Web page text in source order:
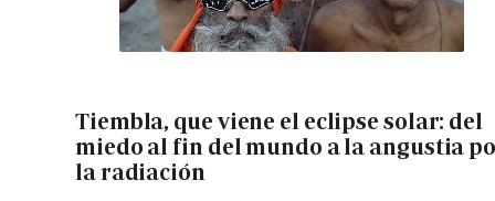
Tiembla, que viene el eclipse solar: del
miedo al fin del mundo a la angustia
la radiación